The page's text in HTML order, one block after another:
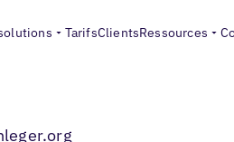
TarifsClientsRessources